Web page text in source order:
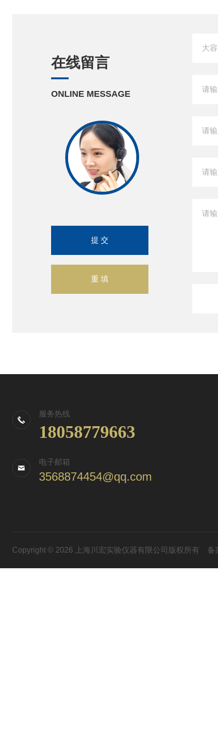
在线留言
ONLINE MESSAGE
服务热线
18058779663
电子邮箱
3568874454@qq.com
Copyright © 2026 上海川宏实验仪器有限公司版权所有 备